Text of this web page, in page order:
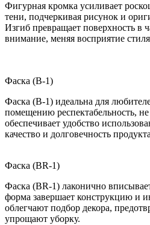
Фигурная кромка усиливает
тени, подчеркивая рисунок и
Изгиб превращает поверхность в
внимание, меняя восприятие
Фаска (B-1)
Фаска (B-1) идеальна для
помещению респектабельность,
обеспечивает удобство
качество и долговечность
Фаска (BR-1)
Фаска (BR-1) лаконично
форма завершает конструкцию и
облегчают подбор декора,
упрощают уборку.